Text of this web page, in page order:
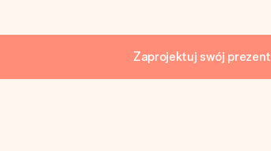
Zaprojektuj swój prezent